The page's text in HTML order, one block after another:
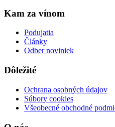
Kam za vínom
Podujatia
Články
Odber noviniek
Dôležité
Ochrana osobných údajov
Súbory cookies
Všeobecné obchodné